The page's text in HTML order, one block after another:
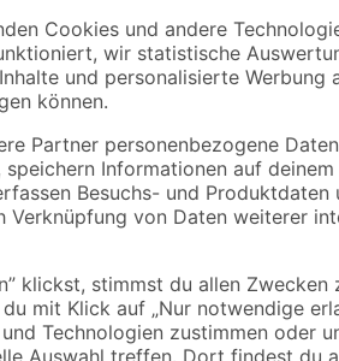
GU10
Bewegungsmelder
'Hue' Indoor
Nutze einen 'White Ambiance'